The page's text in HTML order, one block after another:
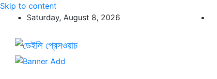
Skip to content
Saturday, August 8, 2026
ডেইলি প্রেসওয়াচ
ডেইলি প্রেসওয়াচ মুক্তিযুদ্ধের চেতনায় উদ্বুদ্ধ মুখপত্র